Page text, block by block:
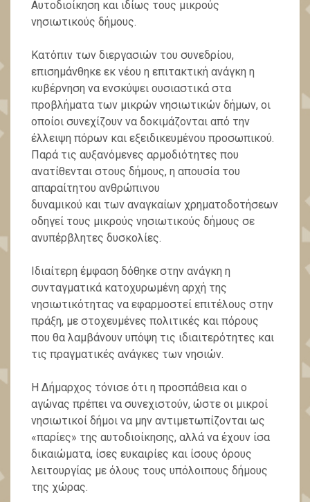
Αυτοδιοίκηση και ιδίως τους μικρούς
νησιωτικούς δήμους.
Κατόπιν των διεργασιών του συνεδρίου,
επισημάνθηκε εκ νέου η επιτακτική ανάγκη η
κυβέρνηση να ενσκύψει ουσιαστικά στα
προβλήματα των μικρών νησιωτικών δήμων, οι
οποίοι συνεχίζουν να δοκιμάζονται από την
έλλειψη πόρων και εξειδικευμένου προσωπικού.
Παρά τις αυξανόμενες αρμοδιότητες που
ανατίθενται στους δήμους, η απουσία του
απαραίτητου ανθρώπινου
δυναμικού και των αναγκαίων χρηματοδοτήσεων
οδηγεί τους μικρούς νησιωτικούς δήμους σε
ανυπέρβλητες δυσκολίες.
Ιδιαίτερη έμφαση δόθηκε στην ανάγκη η
συνταγματικά κατοχυρωμένη αρχή της
νησιωτικότητας να εφαρμοστεί επιτέλους στην
πράξη, με στοχευμένες πολιτικές και πόρους
που θα λαμβάνουν υπόψη τις ιδιαιτερότητες και
τις πραγματικές ανάγκες των νησιών.
Η Δήμαρχος τόνισε ότι η προσπάθεια και ο
αγώνας πρέπει να συνεχιστούν, ώστε οι μικροί
νησιωτικοί δήμοι να μην αντιμετωπίζονται ως
«παρίες» της αυτοδιοίκησης, αλλά να έχουν ίσα
δικαιώματα, ίσες ευκαιρίες και ίσους όρους
λειτουργίας με όλους τους υπόλοιπους δήμους
της χώρας.